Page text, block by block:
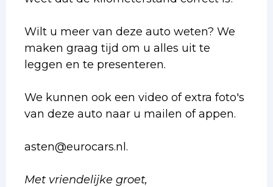
Wilt u meer van deze auto weten? We
maken graag tijd om u alles uit te
leggen en te presenteren.
We kunnen ook een video of extra foto's
van deze auto naar u mailen of appen.
asten@eurocars.nl.
Met vriendelijke groet,